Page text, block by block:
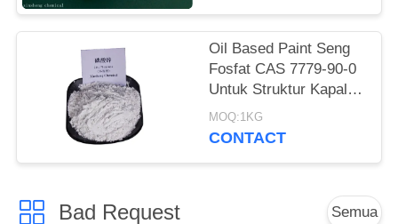
Oil Based Paint Seng
Fosfat CAS 7779-90-0
Untuk Struktur Kapal
Dan Baja Lindungi
MOQ:1KG
CONTACT
Bad Request Semua